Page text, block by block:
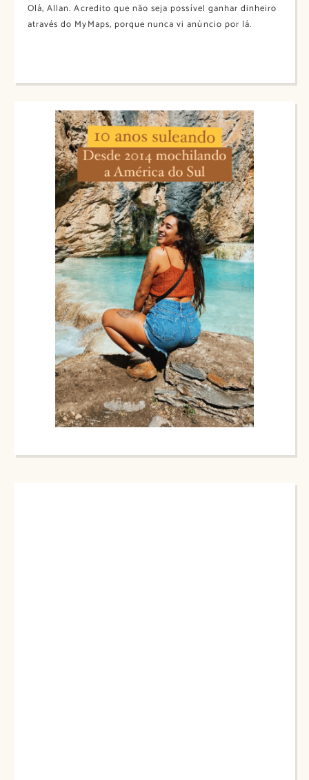
Olá, Allan. Acredito que não seja possível ganhar dinheiro
através do MyMaps, porque nunca vi anúncio por lá.